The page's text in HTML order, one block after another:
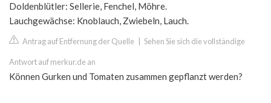
Doldenblütler: Sellerie, Fenchel, Möhre.
Lauchgewächse: Knoblauch, Zwiebeln, Lauch.
Antrag auf Entfernung der Quelle Sehen Sie sich die vollständige
Antwort auf merkur.de an
Können Gurken und Tomaten zusammen gepflanzt werden?